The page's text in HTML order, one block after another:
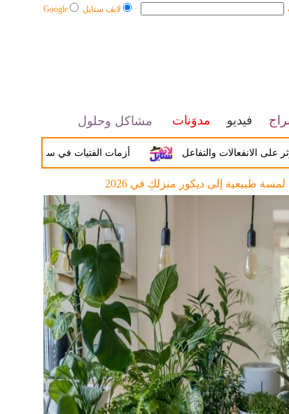
لايف ستايل Google
فيديو مدوَنات مشاكل وحلول
أزمات الفتيات في سن المراهقة بين والتفاعل
تُعيد إحياء الحمّامات الرومانية في قلب بيروت
طبيعية إلى ديكور منزلكِ في 2026